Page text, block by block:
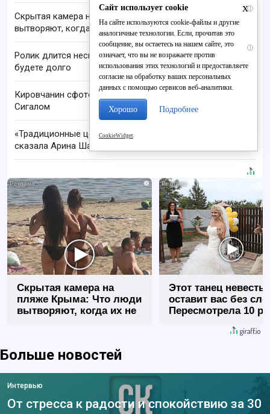
i
Скрытая камера на пляже Крыма: Что люди
вытворяют, когда их не видят...
i
Ролик длится несколько секунд, а смеяться вы
будете долго
Кировчанин сфотографировался со Стивеном
Сигалом
«Традиционные ценности - это наша ДНК»: что
сказала Арина Шарапова в Кирове
i
Скрытая камера на
пляже Крыма: Что люди
вытворяют, когда их не
Этот танец невесты
оставит вас без
Пересмотрела 10
Больше новостей
Интервью
От стресса к радости и спокойствию за 30
x
Сайт использует cookie
На сайте используются cookie-файлы и другие
аналогичные технологии. Если, прочитав это
сообщение, вы остаетесь на нашем сайте, это
означает, что вы не возражаете против
использования этих технологий и предоставляете
согласие на обработку ваших персональных
данных с помощью сервисов веб-аналитики.
Хорошо Подробнее
CookieWidget